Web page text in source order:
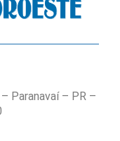
Paranavaí – PR –